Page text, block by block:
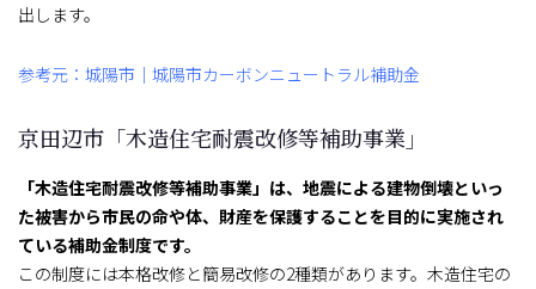
出します。
参考元：城陽市｜城陽市カーボンニュートラル補助金
京田辺市「木造住宅耐震改修等補助事業」
「木造住宅耐震改修等補助事業」は、地震による建物倒壊といっ
た被害から市民の命や体、財産を保護することを目的に実施され
ている補助金制度です。
この制度には本格改修と簡易改修の2種類があります。木造住宅の